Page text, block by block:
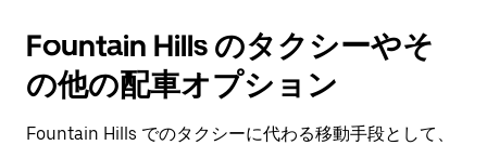
Fountain Hills のタクシーやそ
の他の配車オプション
Fountain Hills でのタクシーに代わる移動手段として、